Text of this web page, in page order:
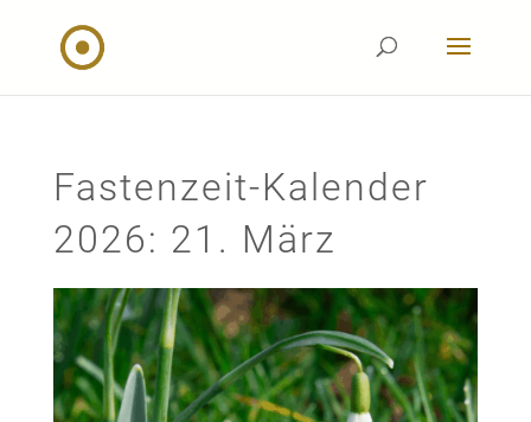
Fastenzeit-Kalender
2026: 21. März